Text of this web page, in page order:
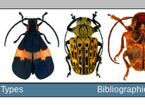
Types